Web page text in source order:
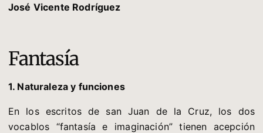
José Vicente Rodríguez
Fantasía
1. Naturaleza y funciones
En los escritos de san Juan de la Cruz, los dos
vocablos “fantasía e imaginación” tienen acepción